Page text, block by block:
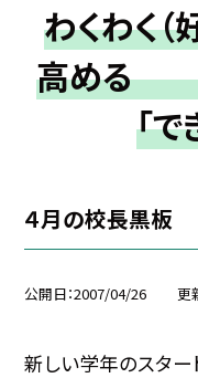
わくわく
高める 「
「
４月の校長黒板
公開日 2007/04/26 更
新しい学年のスター